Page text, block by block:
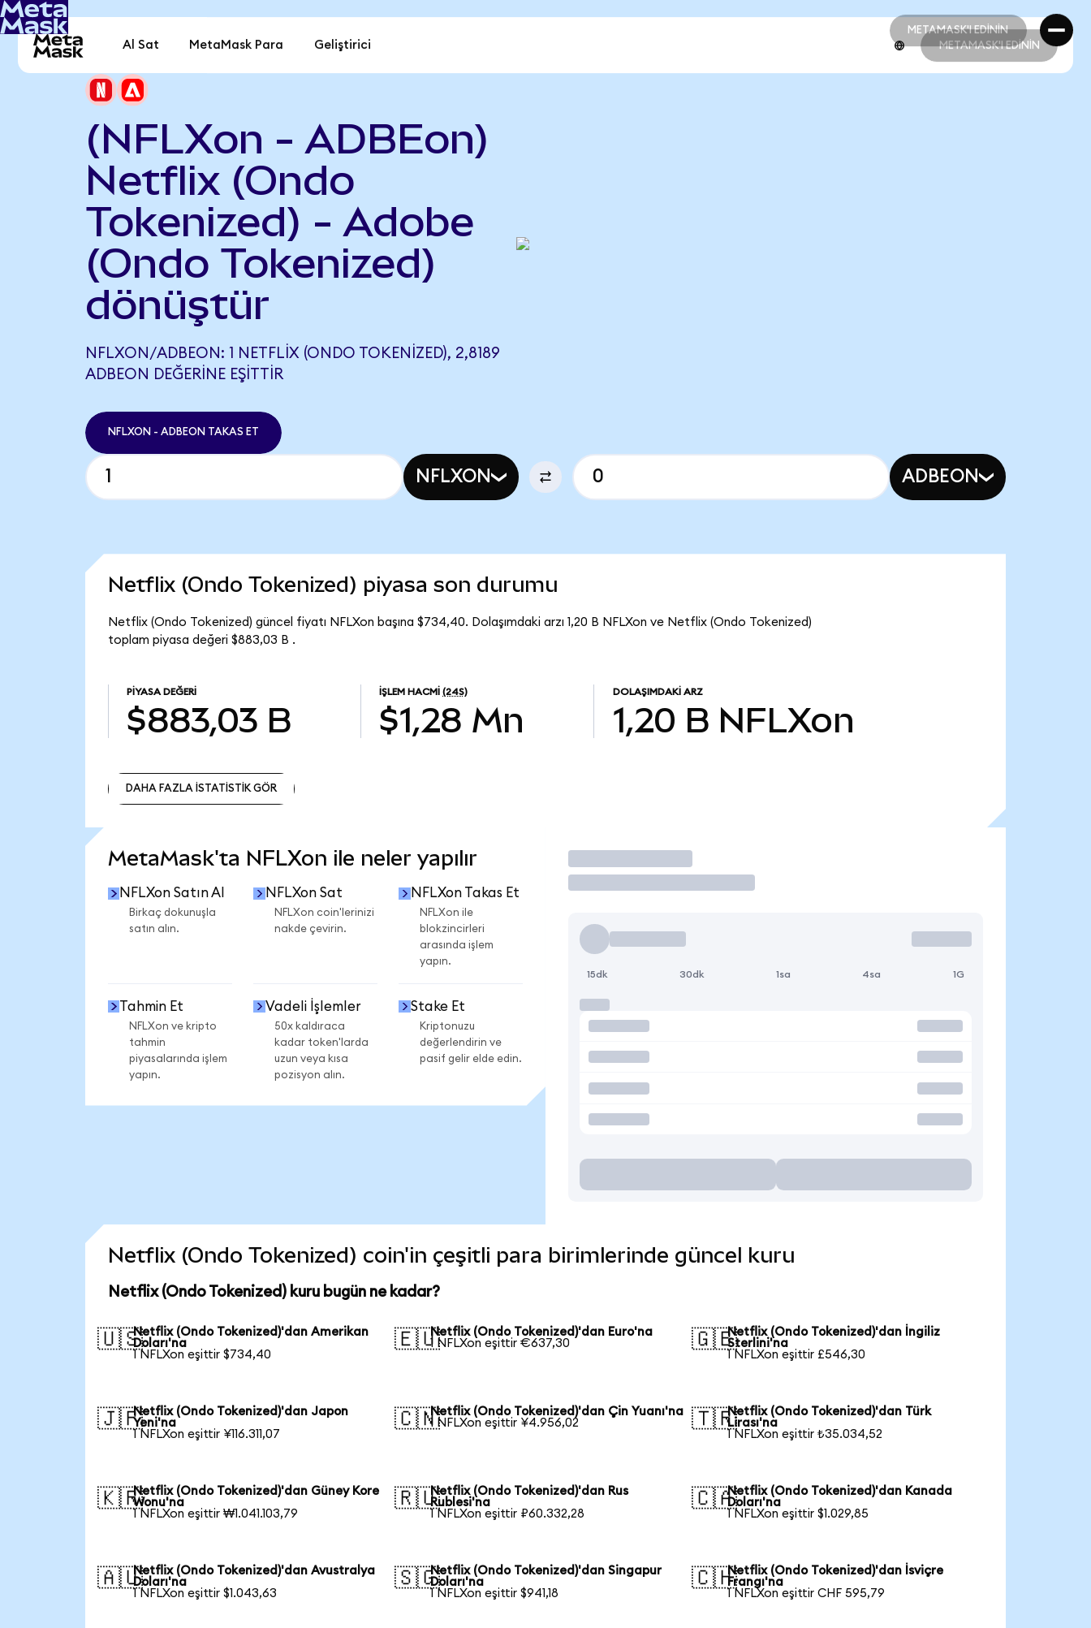
METAMASK'I EDİNİN
METAMASK'I EDİNİN
Al Sat MetaMask Para Geliştirici METAMASK'I EDİNİN
(NFLXon - ADBEon)
Netflix (Ondo
Tokenized) - Adobe
(Ondo Tokenized)
dönüştür
NFLXON/ADBEON: 1 NETFLIX (ONDO TOKENIZED), 2,8189
ADBEON DEĞERINE EŞITTIR
NFLXON - ADBEON TAKAS ET
NFLXON ADBEON
Netflix (Ondo Tokenized) piyasa son durumu
Netflix (Ondo Tokenized) güncel fiyatı NFLXon başına $734,40. Dolaşımdaki arzı 1,20 B NFLXon ve Netflix (Ondo Tokenized)
toplam piyasa değeri $883,03 B .
PIYASA DEĞERI
$883,03 B
İŞLEM HACMI (24S)
$1,28 Mn
DOLAŞIMDAKI ARZ
1,20 B NFLXon
DAHA FAZLA İSTATİSTİK GÖR
MetaMask'ta NFLXon ile neler yapılır
NFLXon Satın Al
Birkaç dokunuşla
satın alın.
NFLXon Sat
NFLXon coin'lerinizi
nakde çevirin.
NFLXon Takas Et
NFLXon ile
blokzincirleri
arasında işlem
yapın.
Tahmin Et
NFLXon ve kripto
tahmin
piyasalarında işlem
yapın.
Vadeli İşlemler
50x kaldıraca
kadar token'larda
uzun veya kısa
pozisyon alın.
Stake Et
Kriptonuzu
değerlendirin ve
pasif gelir elde edin.
İşlem Yap
15dk 30dk 1sa 4sa 1G
Netflix (Ondo Tokenized) coin'in çeşitli para birimlerinde güncel kuru
Netflix (Ondo Tokenized) kuru bugün ne kadar?
🇺🇸Netflix (Ondo Tokenized)'dan Amerikan
Doları'na
1 NFLXon eşittir $734,40
🇪🇺Netflix (Ondo Tokenized)'dan Euro'na
1 NFLXon eşittir €637,30
🇬🇧Netflix (Ondo Tokenized)'dan İngiliz
Sterlini'na
1 NFLXon eşittir £546,30
🇯🇵Netflix (Ondo Tokenized)'dan Japon
Yeni'na
1 NFLXon eşittir ¥116.311,07
🇨🇳Netflix (Ondo Tokenized)'dan Çin Yuanı'na
1 NFLXon eşittir ¥4.956,02
🇹🇷Netflix (Ondo Tokenized)'dan Türk
Lirası'na
1 NFLXon eşittir ₺35.034,52
🇰🇷Netflix (Ondo Tokenized)'dan Güney Kore
Wonu'na
1 NFLXon eşittir ₩1.041.103,79
🇷🇺Netflix (Ondo Tokenized)'dan Rus
Rublesi'na
1 NFLXon eşittir ₽60.332,28
🇨🇦Netflix (Ondo Tokenized)'dan Kanada
Doları'na
1 NFLXon eşittir $1.029,85
🇦🇺Netflix (Ondo Tokenized)'dan Avustralya
Doları'na
1 NFLXon eşittir $1.043,63
🇸🇬Netflix (Ondo Tokenized)'dan Singapur
Doları'na
1 NFLXon eşittir $941,18
🇨🇭Netflix (Ondo Tokenized)'dan İsviçre
Frangı'na
1 NFLXon eşittir CHF 595,79